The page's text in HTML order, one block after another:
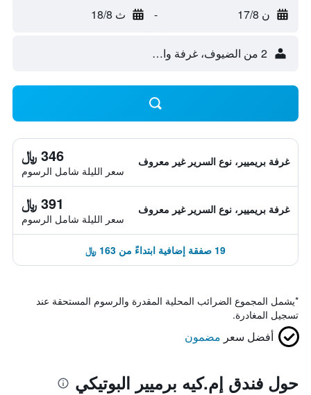
ن 17/8 - ث 18/8
2 من الضيوف، غرفة واحدة
غرفة بريميير، نوع السرير غير معروف 346 ﷼
سعر الليلة شامل الرسوم
غرفة بريميير، نوع السرير غير معروف 391 ﷼
سعر الليلة شامل الرسوم
19 صفقة إضافية ابتداءً من 163 ﷼
*يشمل المجموع الضرائب المحلية المقدرة والرسوم المستحقة عند
تسجيل المغادرة.
أفضل سعر مضمون
حول فندق إم.كيه برميير البوتيكي